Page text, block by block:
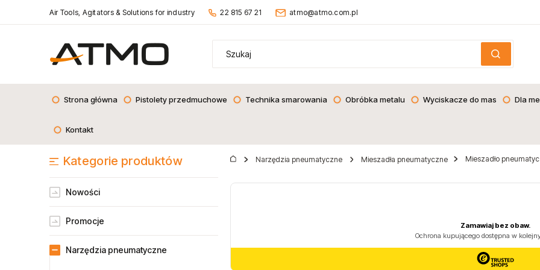
Air Tools, Agitators & Solutions for industry 22 815 67 21 atmo@atmo.com.pl
Strona główna Pistolety przedmuchowe Technika smarowania Obróbka metalu Wyciskacze do mas Dla
Kontakt
Kategorie produktów
Narzędzia pneumatyczne
Nowości
Promocje
Narzędzia pneumatyczne Mieszadła pneumatyczne Mieszadło